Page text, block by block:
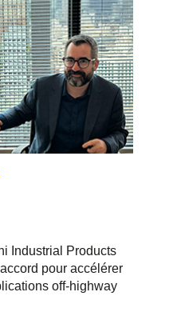
Industrial Products
pour accélérer
off-highway